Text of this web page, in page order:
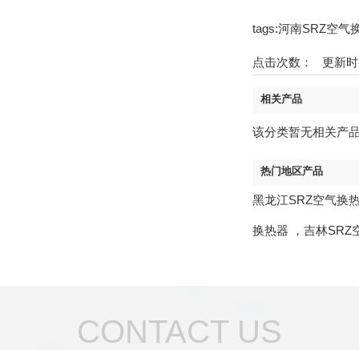
tags:河南SRZ空气
点击次数： 更新时
相关产品
该分类暂无相关产品
热门地区产品
黑龙江SRZ空气换
换热器 ， 吉林SRZ
CONTACT US